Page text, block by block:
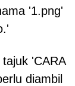
'1.png'
'CARA
diambil